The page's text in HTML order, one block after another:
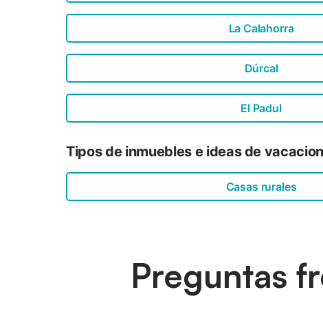
La Calahorra
Dúrcal
El Padul
Tipos de inmuebles e ideas de
Casas rurales
Preguntas